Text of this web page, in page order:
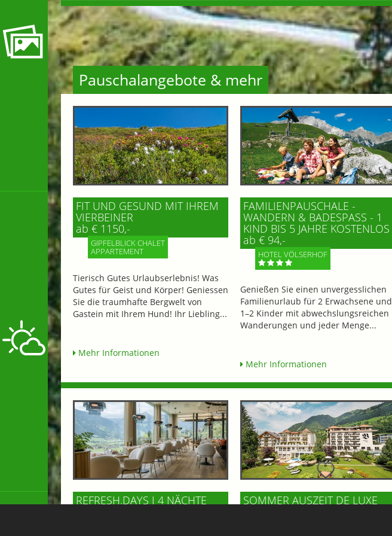
Pauschalangebote & mehr
FIT UND GESUND MIT IHREM
VIERBEINER
ab € 1150,-
GIPFELBLICK CHALET
APPARTEMENT
Tierisch Gutes Urlaubserlebnis! Was
Gutes für Geist und Körper! Geniessen
Sie die traumhafte Bergwelt von
Gastein mit Ihrem Hund! Ihr Liebling...
Mehr Informationen
FAMILIENPAUSCHALE -
WANDERN & BADESPASS - 1 K
IND BIS 5 JAHRE KOSTENLOS
ab € 94,-
HOTEL VÖLSERHOF
Genießen Sie einen unvergesslichen
Familienurlaub für 2 Erwachsene und
1–2 Kinder mit abwechslungsreichen
Wanderungen und jeder Menge...
Mehr Informationen
REFRESH.DAYS I 4 NÄCHTE SOMMER AUSZEIT DE LUXE